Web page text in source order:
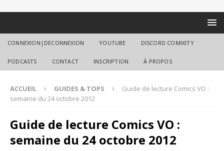
CONNEXION|DECONNEXION YOUTUBE DISCORD COMIXITY
PODCASTS CONTACT INSCRIPTION À PROPOS
ACCUEIL GUIDES & TOPS
Guide de lecture Comics VO :
semaine du 24 octobre 2012
Guide de lecture Comics VO :
semaine du 24 octobre 2012